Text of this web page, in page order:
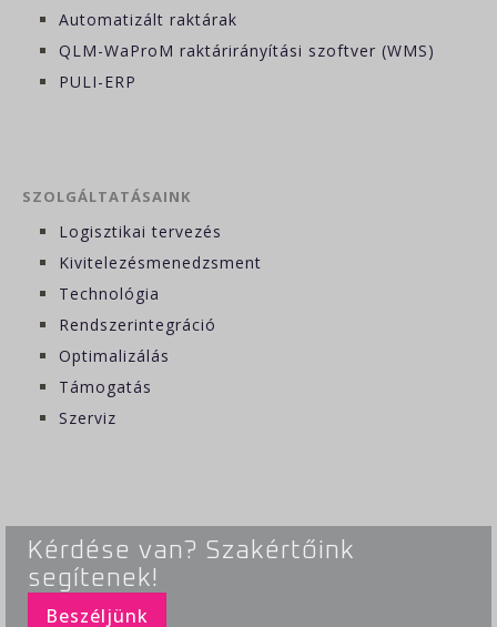
Automatizált raktárak
QLM-WaProM raktárirányítási szoftver (WMS)
PULI-ERP
SZOLGÁLTATÁSAINK
Logisztikai tervezés
Kivitelezésmenedzsment
Technológia
Rendszerintegráció
Optimalizálás
Támogatás
Szerviz
Kérdése van? Szakértőink
segítenek!
Beszéljünk